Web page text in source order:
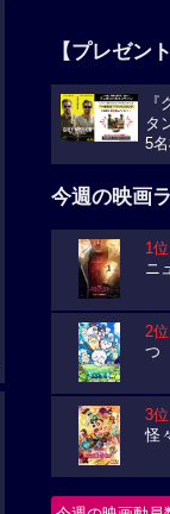
【プレゼン
タ
5
今週の映画
1位
ニ
2位
つ
3位
怪